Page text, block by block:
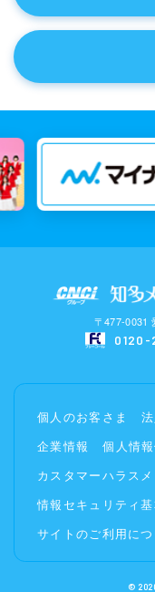
〒477-0031
0120-
個人のお客さま
企業情報
個人情
カスタマーハラス
情報セキュリティ
サイトのご利用に
©